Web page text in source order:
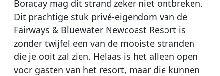
Boracay mag dit strand zeker niet ontbreken.
Dit prachtige stuk privé-eigendom van de
Fairways & Bluewater Newcoast Resort is
zonder twijfel een van de mooiste stranden
die je ooit zal zien. Helaas is het alleen open
voor gasten van het resort, maar die kunnen